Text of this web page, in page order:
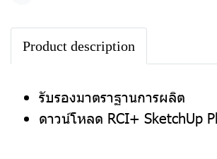
Product description
รับรองมาตราฐานการผลิต
ดาวน์โหลด RCI+ SketchUp